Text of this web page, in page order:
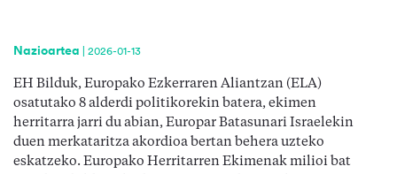
Nazioartea 2026-01-13
EH Bilduk, Europako Ezkerraren Aliantzan (ELA)
osatutako 8 alderdi politikorekin batera, ekimen
herritarra jarri du abian, Europar Batasunari Israelekin
duen merkataritza akordioa bertan behera uzteko
eskatzeko. Europako Herritarren Ekimenak milioi bat